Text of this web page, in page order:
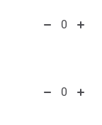
0
0